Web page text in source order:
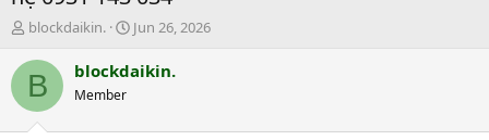
T
r
e
d
blockdaikin.
S
a
Jun 26, 2026
B blockdaikin.
Member